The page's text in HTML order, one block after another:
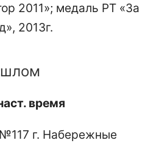
2011»; медаль РТ «За
2013г.
время
г. Набережные